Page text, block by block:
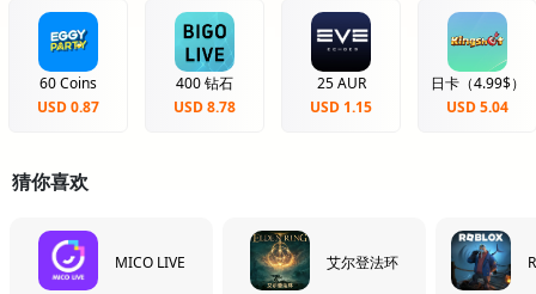
60 Coins
USD 0.87
400 钻石
USD 8.78
25 AUR
USD 1.15
日卡（4.99$）
USD 5.04
猜你喜欢
MICO LIVE 艾尔登法环